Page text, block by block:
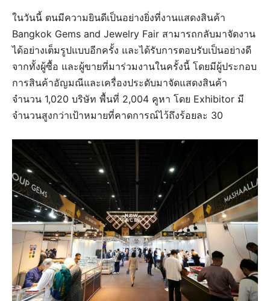
ในวันนี้ ตนมีความยินดีเป็นอย่างยิ่งที่งานแสดงสินค้า
Bangkok Gems and Jewelry Fair สามารถกลับมาจัดงาน
ได้อย่างเต็มรูปแบบอีกครั้ง และได้รับการตอบรับเป็นอย่างดี
จากทั้งผู้ซื้อ และผู้ขายที่มาร่วมงานในครั้งนี้ โดยมีผู้ประกอบ
การสินค้าอัญมณีและเครื่องประดับมาจัดแสดงสินค้า
จำนวน 1,020 บริษัท พื้นที่ 2,004 คูหา โดย Exhibitor มี
จำนวนสูงกว่าเป้าหมายที่คาดการณ์ไว้ถึงร้อยละ 30